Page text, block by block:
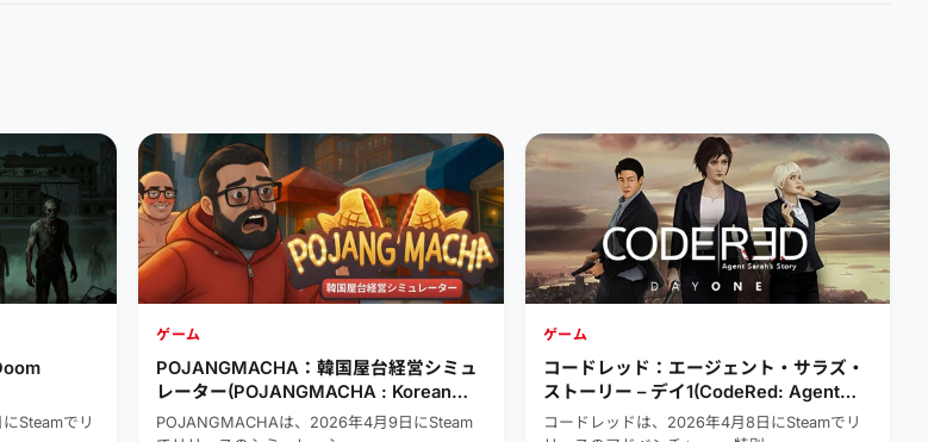
Steamでリ
ゲーム
POJANGMACHA：韓国屋台経営シミュ
レーター(POJANGMACHA : Korean
Street Food Management Simulator)
POJANGMACHAは、2026年4月9日にSteam
ゲーム
コードレッド：エージェント・サラズ・
ストーリー – デイ1(CodeRed: Agent
Sarah’s Story – Day one)
コードレッドは、2026年4月8日にSteamでリ